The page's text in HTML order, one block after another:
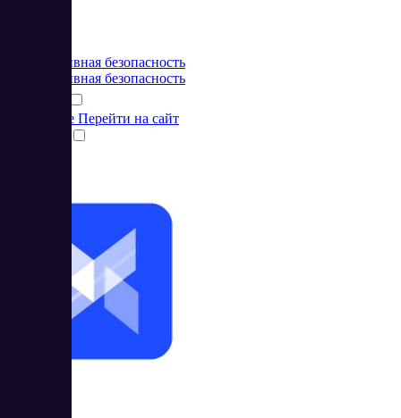
Корпоративная безопасность
Корпоративная безопасность
Подробнее Перейти на сайт